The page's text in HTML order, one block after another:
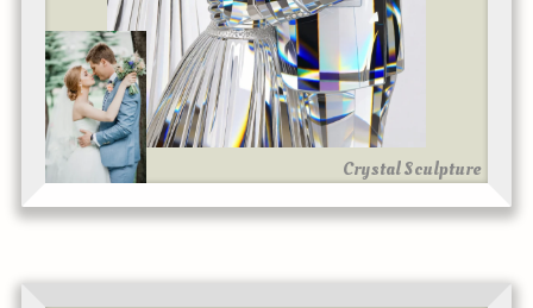
Crystal Sculpture